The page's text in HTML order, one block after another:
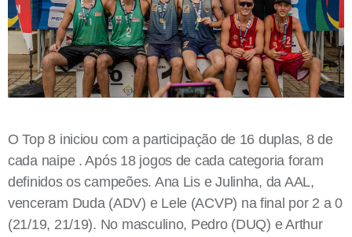
O Top 8 iniciou com a participação de 16 duplas, 8 de
cada naipe . Após 18 jogos de cada categoria foram
definidos os campeões. Ana Lis e Julinha, da AAL,
venceram Duda (ADV) e Lele (ACVP) na final por 2 a 0
(21/19, 21/19). No masculino, Pedro (DUQ) e Arthur